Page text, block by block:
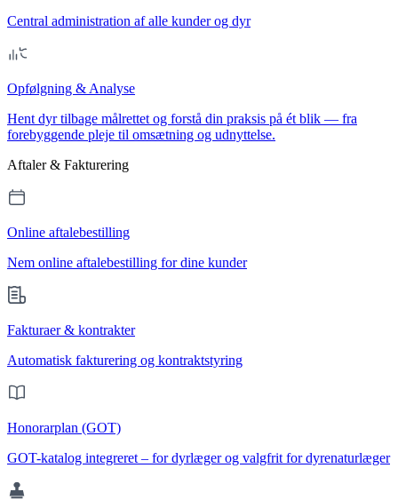
Central administration af alle kunder og dyr
Opfølgning & Analyse
Hent dyr tilbage målrettet og forstå din praksis på ét blik — fra
forebyggende pleje til omsætning og udnyttelse.
Aftaler & Fakturering
Online aftalebestilling
Nem online aftalebestilling for dine kunder
Fakturaer & kontrakter
Automatisk fakturering og kontraktstyring
Honorarplan (GOT)
GOT-katalog integreret – for dyrlæger og valgfrit for dyrenaturlæger